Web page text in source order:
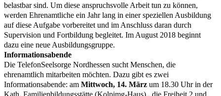
belastbar sind. Um diese anspruchsvolle Arbeit tun zu können,
werden Ehrenamtliche ein Jahr lang in einer speziellen Ausbildung
auf diese Aufgabe vorbereitet und im Anschluss daran durch
Supervision und Fortbildung begleitet. Im August 2018 beginnt
dazu eine neue Ausbildungsgruppe.
Informationsabende
Die TelefonSeelsorge Nordhessen sucht Menschen, die
ehrenamtlich mitarbeiten möchten. Dazu gibt es zwei
Informationsabende: am Mittwoch, 14. März um 18.30 Uhr in der
Kath. Familienbildungsstätte (Kolpimg-Haus) , die Freiheit 2 und